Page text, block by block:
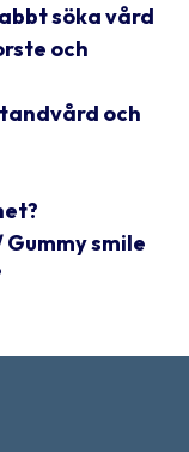
söka vård
och
och
smile